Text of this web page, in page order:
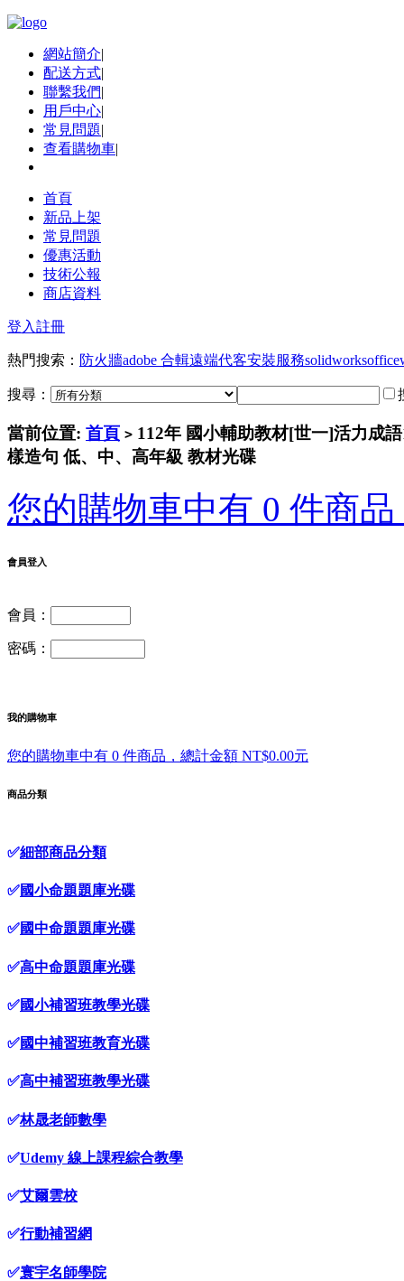
網站簡介|
配送方式|
聯繫我們|
用戶中心|
常見問題|
查看購物車|
首頁
新品上架
常見問題
優惠活動
技術公報
商店資料
登入註冊
熱門搜索： 防火牆adobe 合輯遠端代客安裝服務solidworksoffice
搜尋：
當前位置: 首頁 > 112年 國小輔助教材[世一]活力成
樣造句 低、中、高年級 教材光碟
您的購物車中有 0 件商
會員登入
會員：
密碼：
我的購物車
您的購物車中有 0 件商品，總計金額 NT$0.00元
商品分類
✅細部商品分類
✅國小命題題庫光碟
✅國中命題題庫光碟
✅高中命題題庫光碟
✅國小補習班教學光碟
✅國中補習班教育光碟
✅高中補習班教學光碟
✅林晟老師數學
✅Udemy 線上課程綜合教學
✅艾爾雲校
✅行動補習網
✅寰宇名師學院